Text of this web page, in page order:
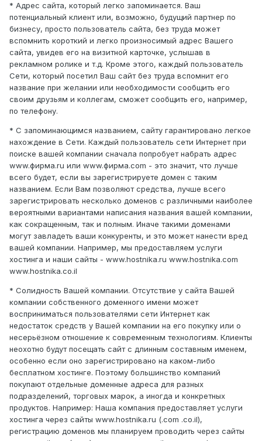
* Адрес сайта, который легко запоминается. Ваш
потенциальный клиент или, возможно, будущий партнер по
бизнесу, просто пользователь сайта, без труда может
вспомнить короткий и легко произносимый адрес Вашего
сайта, увидев его на визитной карточке, услышав в
рекламном ролике и т.д. Кроме этого, каждый пользователь
Сети, который посетил Ваш сайт без труда вспомнит его
название при желании или необходимости сообщить его
своим друзьям и коллегам, сможет сообщить его, например,
по телефону.
* С запоминающимся названием, сайту гарантировано легкое
нахождение в Сети. Каждый пользователь сети Интернет при
поиске вашей компании сначала попробует набрать адрес
www.фирма.ru или www.фирма.com - это значит, что лучше
всего будет, если вы зарегистрируете домен с таким
названием. Если Вам позволяют средства, лучше всего
зарегистрировать несколько доменов с различными наиболее
вероятными вариантами написания названия вашей компании,
как сокращенным, так и полным. Иначе такими доменами
могут завладеть ваши конкуренты, и это может нанести вред
вашей компании. Например, мы предоставляем услуги
хостинга и наши сайты - www.hostnika.ru www.hostnika.com
www.hostnika.co.il
* Солидность Вашей компании. Отсутствие у сайта Вашей
компании собственного доменного имени может
восприниматься пользователями сети Интернет как
недостаток средств у Вашей компании на его покупку или о
несерьёзном отношение к современным технологиям. Клиенты
неохотно будут посещать сайт с длинным составным именем,
особенно если оно зарегистрировано на каком-либо
бесплатном хостинге. Поэтому большинство компаний
покупают отдельные доменные адреса для разных
подразделений, торговых марок, а иногда и конкретных
продуктов. Например: Наша компания предоставляет услуги
хостинга через сайты www.hostnika.ru (.com .co.il),
регистрацию доменов мы планируем проводить через сайты